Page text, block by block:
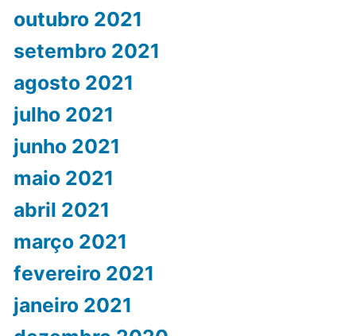
outubro 2021
setembro 2021
agosto 2021
julho 2021
junho 2021
maio 2021
abril 2021
março 2021
fevereiro 2021
janeiro 2021